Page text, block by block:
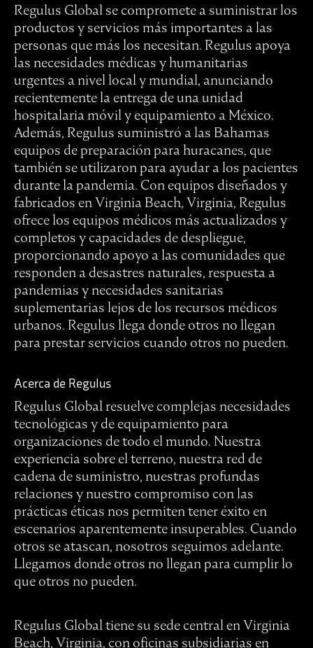
Regulus Global se compromete a suministrar los
productos y servicios más importantes a las
personas que más los necesitan. Regulus apoya
las necesidades médicas y humanitarias
urgentes a nivel local y mundial, anunciando
recientemente la entrega de una unidad
hospitalaria móvil y equipamiento a México.
Además, Regulus suministró a las Bahamas
equipos de preparación para huracanes, que
también se utilizaron para ayudar a los pacientes
durante la pandemia. Con equipos diseñados y
fabricados en Virginia Beach, Virginia, Regulus
ofrece los equipos médicos más actualizados y
completos y capacidades de despliegue,
proporcionando apoyo a las comunidades que
responden a desastres naturales, respuesta a
pandemias y necesidades sanitarias
suplementarias lejos de los recursos médicos
urbanos. Regulus llega donde otros no llegan
para prestar servicios cuando otros no pueden.
Acerca de Regulus
Regulus Global resuelve complejas necesidades
tecnológicas y de equipamiento para
organizaciones de todo el mundo. Nuestra
experiencia sobre el terreno, nuestra red de
cadena de suministro, nuestras profundas
relaciones y nuestro compromiso con las
prácticas éticas nos permiten tener éxito en
escenarios aparentemente insuperables. Cuando
otros se atascan, nosotros seguimos adelante.
Llegamos donde otros no llegan para cumplir lo
que otros no pueden.
Regulus Global tiene su sede central en Virginia
Beach, Virginia, con oficinas subsidiarias en